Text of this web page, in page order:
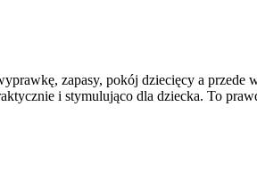
zapasy, pokój dziecięcy a przede
i stymulująco dla dziecka. To